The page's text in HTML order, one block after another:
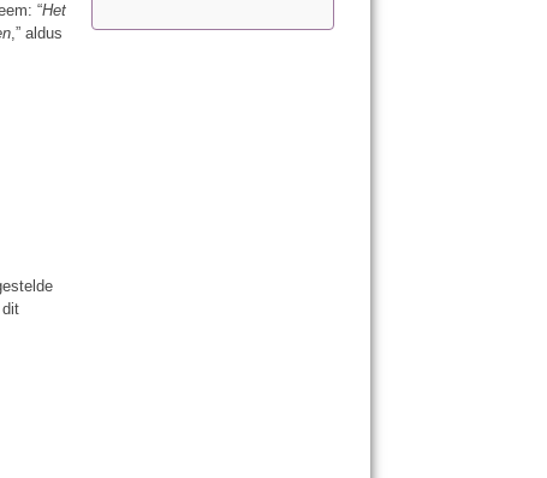
“Het
,” aldus